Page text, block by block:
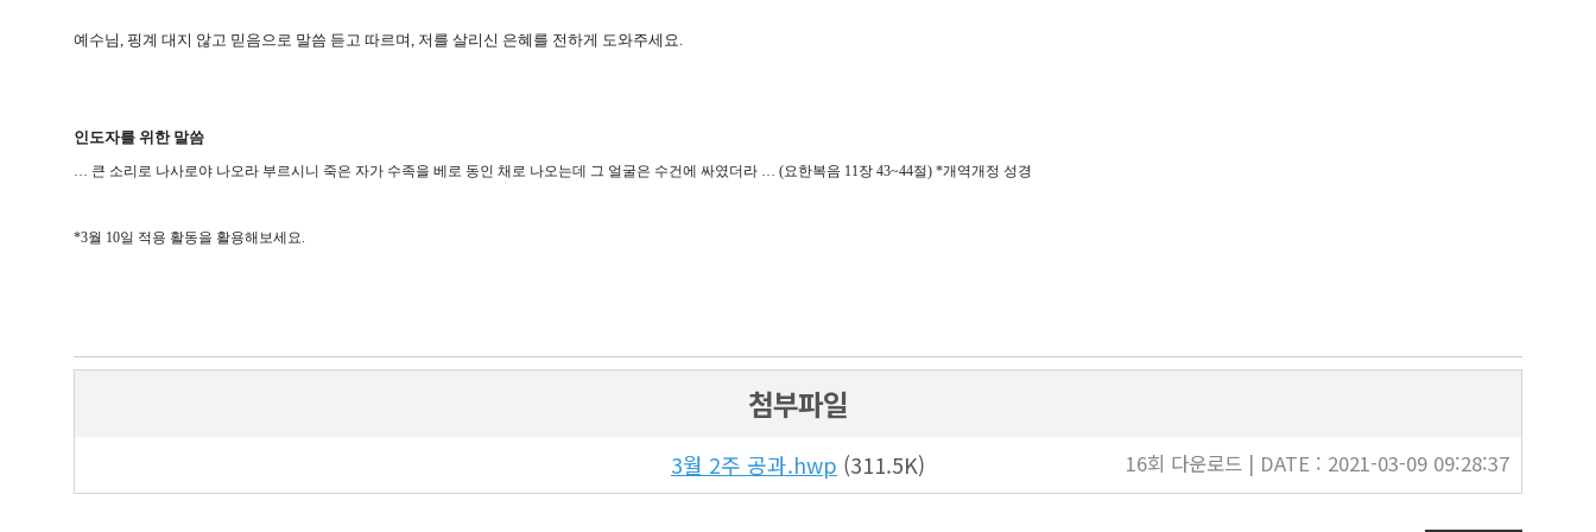
예수님, 핑계 대지 않고 믿음으로 말씀 듣고 따르며, 저를 살리신 은혜를 전하게 도와주세요.
인도자를 위한 말씀
… 큰 소리로 나사로야 나오라 부르시니 죽은 자가 수족을 베로 동인 채로 나오는데 그 얼굴은 수건에 싸였더라 … (요한복음 11장 43~44절) *개역개정 성경
*3월 10일 적용 활동을 활용해보세요.
첨부파일
3월 2주 공과.hwp (311.5K) 16회 다운로드 | DATE : 2021-03-09 09:28:37